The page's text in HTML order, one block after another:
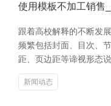
使用模板不加工销售
跟着高校解释的不断发
频繁包括封面、目次、
距、页边距等谛视形态
新闻动态